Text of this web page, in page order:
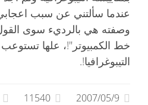
عندما سألتني عن سبب
وصفته هي بالرديء سوى
خط الكمبيوتر"!، علها تستوعب
التيبوغرافيا!.
2007/05/9
11540